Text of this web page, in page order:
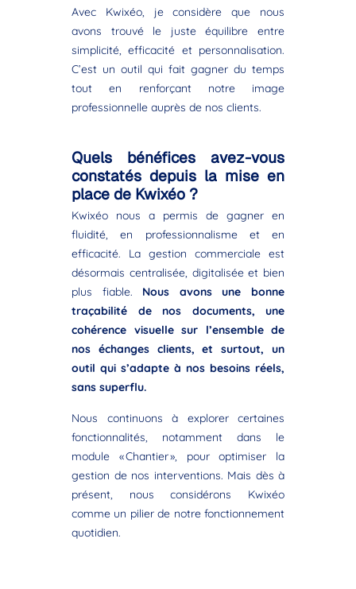
Avec Kwixéo, je considère que nous
avons trouvé le juste équilibre entre
simplicité, efficacité et personnalisation.
C’est un outil qui fait gagner du temps
tout en renforçant notre image
professionnelle auprès de nos clients.
Quels bénéfices avez-vous
constatés depuis la mise en
place de Kwixéo ?
Kwixéo nous a permis de gagner en
fluidité, en professionnalisme et en
efficacité. La gestion commerciale est
désormais centralisée, digitalisée et bien
plus fiable. Nous avons une bonne
traçabilité de nos documents, une
cohérence visuelle sur l’ensemble de
nos échanges clients, et surtout, un
outil qui s’adapte à nos besoins réels,
sans superflu.
Nous continuons à explorer certaines
fonctionnalités, notamment dans le
module « Chantier », pour optimiser la
gestion de nos interventions. Mais dès à
présent, nous considérons Kwixéo
comme un pilier de notre fonctionnement
quotidien.